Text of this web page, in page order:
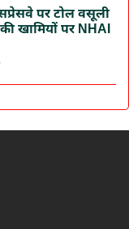
पर टोल वसूली
खामियों पर NHAI